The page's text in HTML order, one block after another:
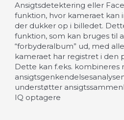
Ansigtsdetektering eller
funktion, hvor kameraet kan
der dukker op i billedet.
funktion, som kan bruges til
“forbyderalbum” ud, med
kameraet har registret i den
Dette kan f.eks. kombineres
understøtter
IQ optagere